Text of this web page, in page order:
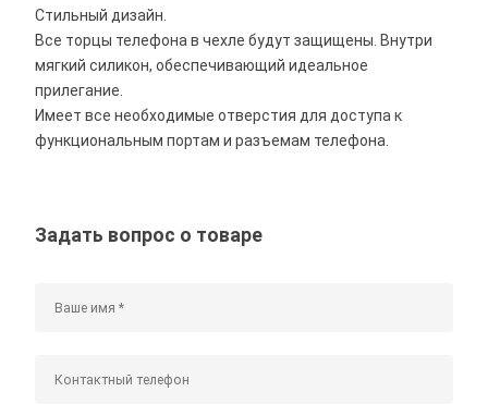
Стильный дизайн.
Все торцы телефона в чехле будут защищены. Внутри
мягкий силикон, обеспечивающий идеальное
прилегание.
Имеет все необходимые отверстия для доступа к
функциональным портам и разъемам телефона.
Задать вопрос о товаре